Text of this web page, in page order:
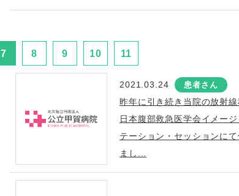
7 8 9 10 11
2021.03.24 患者さん
昨年に引き続き当院の放射
日本腹部救急医学会イメー
テーション・セッションに
まし...